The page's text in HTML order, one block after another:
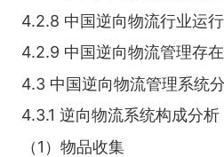
4.2.8 中国逆向物流行业运
4.2.9 中国逆向物流管理存
4.3 中国逆向物流管理系统
4.3.1 逆向物流系统构成分析
（1）物品收集